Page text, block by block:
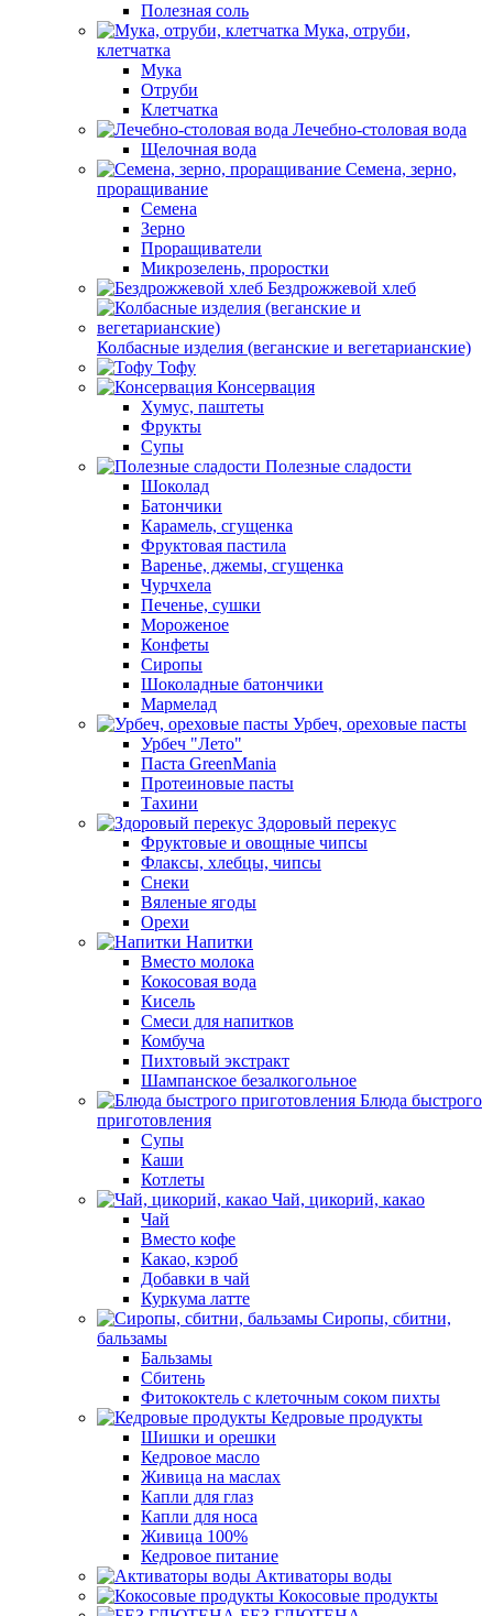
Полезная соль
Мука, отруби,
клетчатка
Мука
Отруби
Клетчатка
Лечебно-столовая вода
Щелочная вода
Семена, зерно,
проращивание
Семена
Зерно
Проращиватели
Микрозелень, проростки
Бездрожжевой хлеб
Колбасные изделия (веганские и вегетарианские)
Тофу
Консервация
Хумус, паштеты
Фрукты
Супы
Полезные сладости
Шоколад
Батончики
Карамель, сгущенка
Фруктовая пастила
Варенье, джемы, сгущенка
Чурчхела
Печенье, сушки
Мороженое
Конфеты
Сиропы
Шоколадные батончики
Мармелад
Урбеч, ореховые пасты
Урбеч "Лето"
Паста GreenMania
Протеиновые пасты
Тахини
Здоровый перекус
Фруктовые и овощные чипсы
Флаксы, хлебцы, чипсы
Снеки
Вяленые ягоды
Орехи
Напитки
Вместо молока
Кокосовая вода
Кисель
Смеси для напитков
Комбуча
Пихтовый экстракт
Шампанское безалкогольное
Блюда быстрого
приготовления
Супы
Каши
Котлеты
Чай, цикорий, какао
Чай
Вместо кофе
Какао, кэроб
Добавки в чай
Куркума латте
Сиропы, сбитни,
бальзамы
Бальзамы
Сбитень
Фитококтель с клеточным соком пихты
Кедровые продукты
Шишки и орешки
Кедровое масло
Живица на маслах
Капли для глаз
Капли для носа
Живица 100%
Кедровое питание
Активаторы воды
Кокосовые продукты